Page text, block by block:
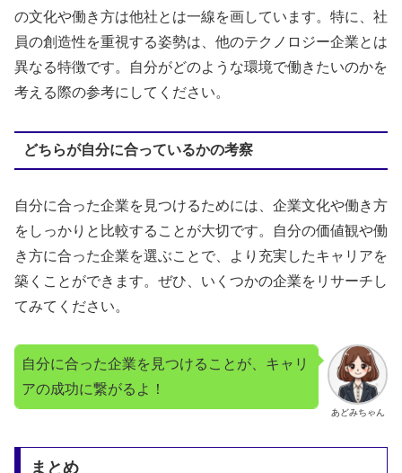
の文化や働き方は他社とは一線を画しています。特に、社
員の創造性を重視する姿勢は、他のテクノロジー企業とは
異なる特徴です。自分がどのような環境で働きたいのかを
考える際の参考にしてください。
どちらが自分に合っているかの考察
自分に合った企業を見つけるためには、企業文化や働き方
をしっかりと比較することが大切です。自分の価値観や働
き方に合った企業を選ぶことで、より充実したキャリアを
築くことができます。ぜひ、いくつかの企業をリサーチし
てみてください。
あどみちゃん
自分に合った企業を見つけることが、キャリ
アの成功に繋がるよ！
まとめ